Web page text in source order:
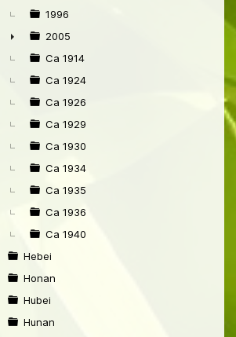
►
1996
►
2005
Ca 1914
Ca 1924
Ca 1926
Ca 1929
Ca 1930
Ca 1934
Ca 1935
Ca 1936
Ca 1940
Hebei
Honan
Hubei
Hunan